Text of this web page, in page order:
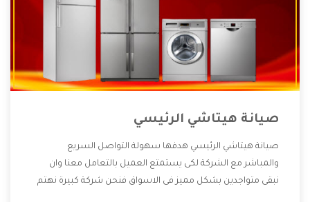
صيانة هيتاشي الرئيسي
صيانة هيتاشي الرئيسي هدفها سهولة التواصل السريع
والمباشر مع الشركة لكى يستمتع العميل بالتعامل معنا وان
نبقى متواجدين بشكل مميز فى الاسواق فنحن شركة كبيرة نهتم